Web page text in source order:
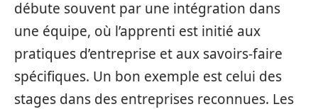
débute souvent par une intégration dans
une équipe, où l’apprenti est initié aux
pratiques d’entreprise et aux savoirs-faire
spécifiques. Un bon exemple est celui des
stages dans des entreprises reconnues. Les